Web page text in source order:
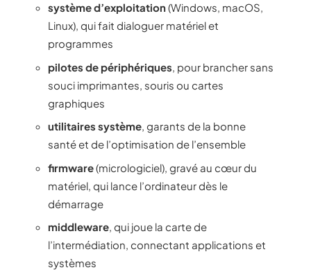
système d’exploitation(Windows, macOS,
Linux), qui fait dialoguer matériel et
programmes
pilotes de périphériques , pour brancher sans
souci imprimantes, souris ou cartes
graphiques
utilitaires système, garants de la bonne
santé et de l’optimisation de l’ensemble
firmware(micrologiciel), gravé au cœur du
matériel, qui lance l’ordinateur dès le
démarrage
middleware, qui joue la carte de
l’intermédiation, connectant applications et
systèmes